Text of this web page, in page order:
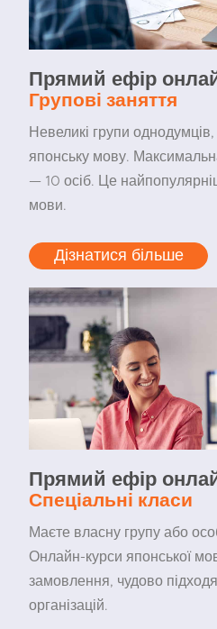
Прямий ефір
Групові заняття
Невеликі групи однодумців,
японську мову. Максимальна
— 10 осіб. Це
мови.
Дізнатися більше
Прямий ефір
Спеціальні класи
Маєте власну групу або
Онлайн-курси японської
замовлення, чудово
організацій.